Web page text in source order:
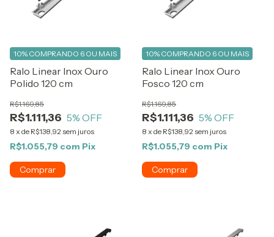
Ralo Linear Inox Ouro
Polido 120 cm
R$1.111,36
R$1.169,85
5% OFF
8 x de R$138,92 sem juros
10% COMPRANDO 6 OU MAIS
R$1.055,79 com Pix
Ralo Linear Inox Ouro
Fosco 120 cm
R$1.111,36
R$1.169,85
5% OFF
8 x de R$138,92 sem juros
10% COMPRANDO 6 OU MAIS
R$1.055,79 com Pix